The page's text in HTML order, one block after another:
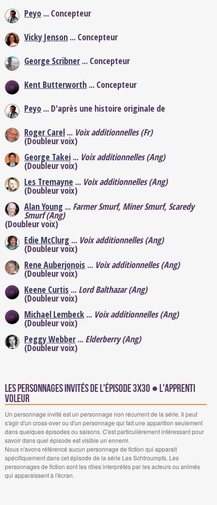
Peyo ... Concepteur
Vicky Jenson ... Concepteur
George Scribner ... Concepteur
Kent Butterworth ... Concepteur
Peyo ... D'après une histoire originale de
Roger Carel ... Voix additionnelles (Fr)
(Doubleur voix)
George Takei ... Voix additionnelles (Ang)
(Doubleur voix)
Les Tremayne ... Voix additionnelles (Ang)
(Doubleur voix)
Alan Young ... Farmer Smurf, Miner Smurf, Scaredy
Smurf (Ang)
(Doubleur voix)
Edie McClurg ... Voix additionnelles (Ang)
(Doubleur voix)
Rene Auberjonois ... Voix additionnelles (Ang)
(Doubleur voix)
Keene Curtis ... Lord Balthazar (Ang)
(Doubleur voix)
Michael Lembeck ... Voix additionnelles (Ang)
(Doubleur voix)
Peggy Webber ... Elderberry (Ang)
(Doubleur voix)
Les personnages invités de l'épisode 3x30 ● L'apprenti
voleur
Un personnage invité est un personnage non récurrent de la série. Il peut
s'agir d'un cross-over ou d'un personnage qui fait une apparition seulement
dans quelques épisodes ou saisons. C'est particulièrement intéressant pour
savoir dans quel épisode est visible un ennemi.
Nous n'avons référencé aucun personnage de fiction qui apparait
spécifiquement dans cet épisode de la série Les Schtroumpfs. Les
personnages de fiction sont les rôles interprétés par les acteurs ou animés
qui apparaissent à l'écran.